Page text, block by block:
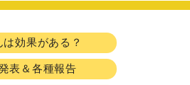
効果がある？
表＆各種報告